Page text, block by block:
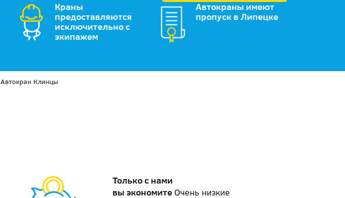
Краны
предоставляются
исключительно с
экипажем
Автокраны имеют
пропуск в Липецке
Автокран Клинцы
Только с нами
вы экономите Очень низкие